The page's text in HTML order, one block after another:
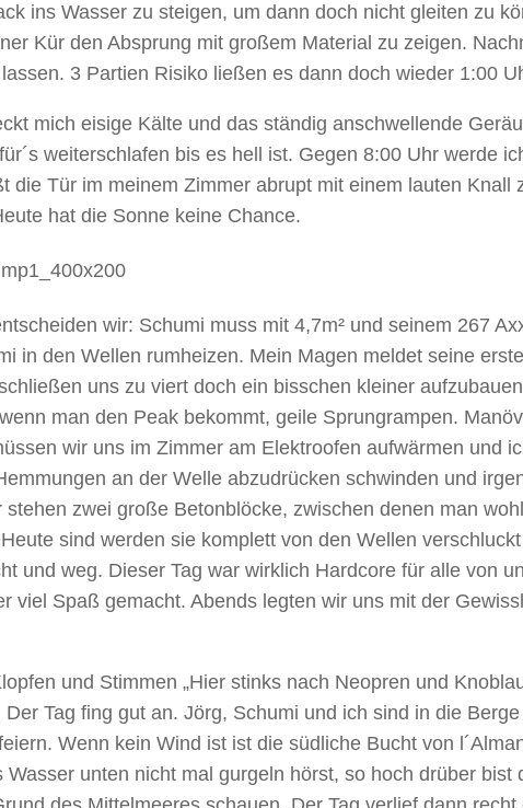
ins Wasser zu steigen, um dann doch nicht gleiten zu
Kür den Absprung mit großem Material zu zeigen.
3 Partien Risiko ließen es dann doch wieder 1:00
mich eisige Kälte und das ständig anschwellende
weiterschlafen bis es hell ist. Gegen 8:00 Uhr werde
Tür im meinem Zimmer abrupt mit einem lauten Knall
hat die Sonne keine Chance.
wir: Schumi muss mit 4,7m² und seinem 267
in den Wellen rumheizen. Mein Magen meldet seine
uns zu viert doch ein bisschen kleiner
man den Peak bekommt, geile Sprungrampen.
wir uns im Zimmer am Elektroofen aufwärmen und
an der Welle abzudrücken schwinden und
zwei große Betonblöcke, zwischen denen man
sind werden sie komplett von den Wellen
und weg. Dieser Tag war wirklich Hardcore für alle von
viel Spaß gemacht. Abends legten wir uns mit der
und Stimmen „Hier stinks nach Neopren und
Tag fing gut an. Jörg, Schumi und ich sind in die
Wenn kein Wind ist ist die südliche Bucht von
unten nicht mal gurgeln hörst, so hoch drüber bist